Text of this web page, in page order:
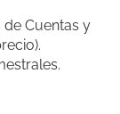
Cuentas y